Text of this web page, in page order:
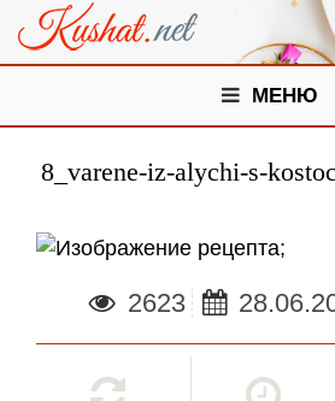
МЕНЮ
8_varene-iz-alychi-s-
;
2623